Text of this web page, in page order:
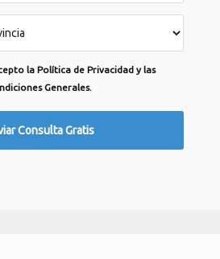
la Política de Privacidad y las
Generales.